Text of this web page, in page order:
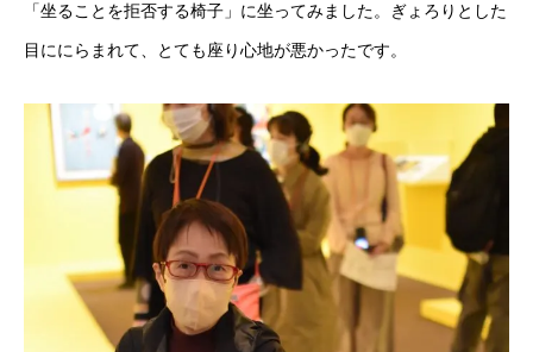
「坐ることを拒否する椅子」に坐ってみました。ぎょろりとした
目ににらまれて、とても座り心地が悪かったです。